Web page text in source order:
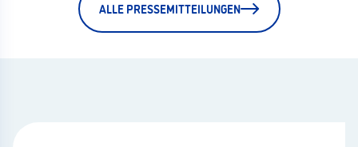
ALLE PRESSEMITTEILUNGEN